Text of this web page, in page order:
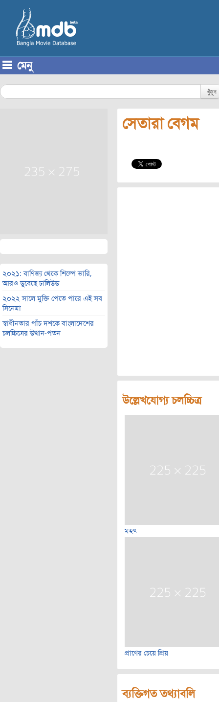
মেনু
খুঁজুন
২০২১: বাণিজ্য থেকে শিল্পে ভারি,
আরও ডুবেছে ঢালিউড
২০২২ সালে মুক্তি পেতে পারে এই সব
সিনেমা
স্বাধীনতার পাঁচ দশকে বাংলাদেশের
চলচ্চিত্রের উত্থান-পতন
সেতারা বেগম
উল্লেখযোগ্য চলচ্চিত্র
মহৎ
প্রাণের চেয়ে প্রিয়
ব্যক্তিগত তথ্যাবলি